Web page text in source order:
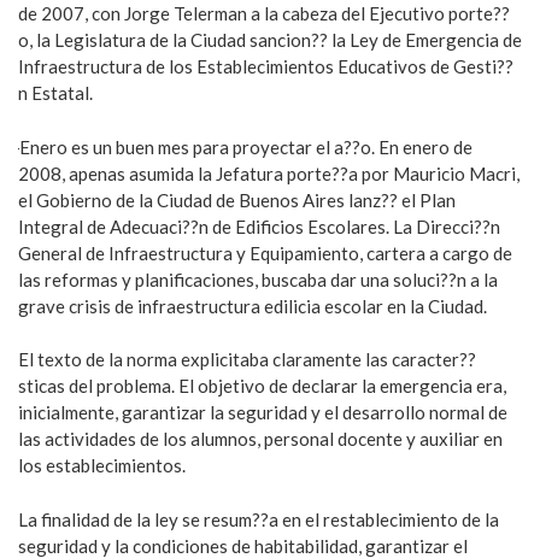
de 2007, con Jorge Telerman a la cabeza del Ejecutivo porte??
o, la Legislatura de la Ciudad sancion?? la Ley de Emergencia de
Infraestructura de los Establecimientos Educativos de Gesti??
n Estatal.
Enero es un buen mes para proyectar el a??o. En enero de
2008, apenas asumida la Jefatura porte??a por Mauricio Macri,
el Gobierno de la Ciudad de Buenos Aires lanz?? el Plan
Integral de Adecuaci??n de Edificios Escolares. La Direcci??n
General de Infraestructura y Equipamiento, cartera a cargo de
las reformas y planificaciones, buscaba dar una soluci??n a la
grave crisis de infraestructura edilicia escolar en la Ciudad.
El texto de la norma explicitaba claramente las caracter??
sticas del problema. El objetivo de declarar la emergencia era,
inicialmente, garantizar la seguridad y el desarrollo normal de
las actividades de los alumnos, personal docente y auxiliar en
los establecimientos.
La finalidad de la ley se resum??a en el restablecimiento de la
seguridad y la condiciones de habitabilidad, garantizar el